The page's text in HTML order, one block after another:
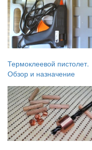
Термоклеевой пистолет.
Обзор и назначение